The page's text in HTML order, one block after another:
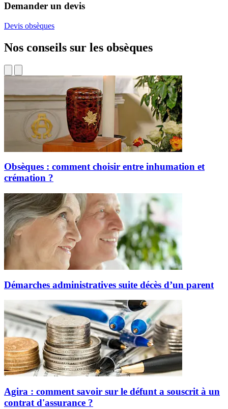
Demander un devis
Devis obsèques
Nos conseils sur les obsèques
Obsèques : comment choisir entre inhumation et
crémation ?
Démarches administratives suite décès d’un parent
Agira : comment savoir sur le défunt a souscrit à un
contrat d'assurance ?